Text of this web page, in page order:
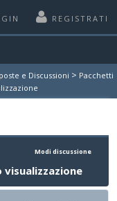
REGISTRATI
e Discussioni > Pacchetti
Modi discussione